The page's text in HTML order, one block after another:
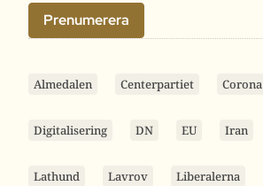
Prenumerera
Almedalen Centerpartiet Corona
Digitalisering DN EU Iran
Lathund Lavrov Liberalerna